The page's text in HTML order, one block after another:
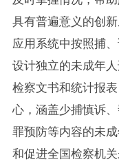
具有普遍意义的创
应用系统中按照捕
设计独立的未成年
检察文书和统计报
心，涵盖少捕慎诉
罪预防等内容的未
和促进全国检察机